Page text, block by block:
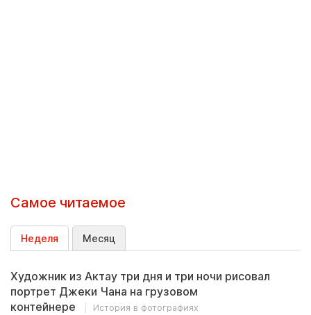
Самое читаемое
Неделя Месяц
Художник из Актау три дня и три ночи рисовал
портрет Джеки Чана на грузовом
контейнере
История в фотографиях